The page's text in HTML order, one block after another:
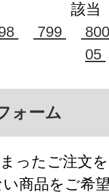
該当
799 800
05
ォーム
ったご注文
商品をご希